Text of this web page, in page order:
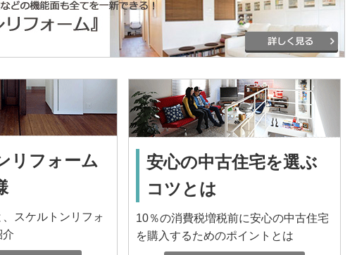
リフォーム
スケルトンリフォ
介
安心の中古住宅を選ぶ
コツとは
10％の消費税増税前に安心の中古住宅
を購入するためのポイントとは